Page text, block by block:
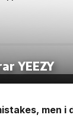
YEEZY
men i